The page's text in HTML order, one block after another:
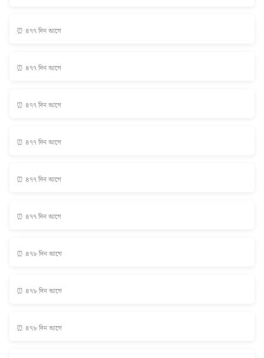
⏰ ৪৭৭ দিন আগে
⏰ ৪৭৭ দিন আগে
⏰ ৪৭৭ দিন আগে
⏰ ৪৭৭ দিন আগে
⏰ ৪৭৭ দিন আগে
⏰ ৪৭৭ দিন আগে
⏰ ৪৭৮ দিন আগে
⏰ ৪৭৮ দিন আগে
⏰ ৪৭৮ দিন আগে